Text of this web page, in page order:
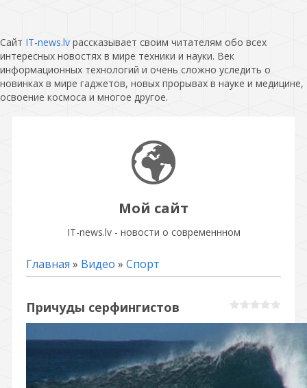
Сайт IT-news.lv рассказывает своим читателям обо всех
интересных новостях в мире техники и науки. Век
информационных технологий и очень сложно уследить о
новинках в мире гаджетов, новых прорывах в науке и медицине,
освоение космоса и многое другое.
Мой сайт
IT-news.lv - новости о современнном
Главная » Видео » Спорт
Причуды серфингистов